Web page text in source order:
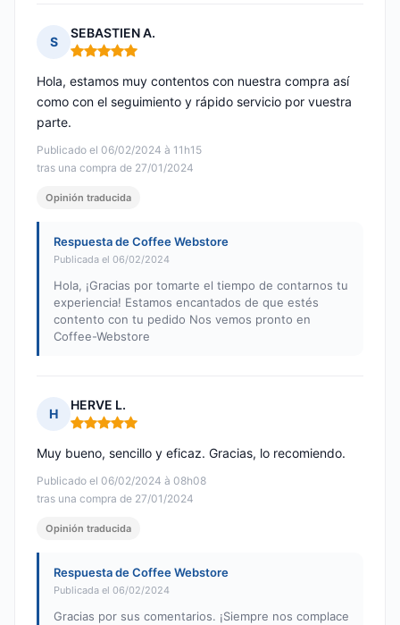
S
SEBASTIEN A.
Nota: 5 de 5
Publicado el 06/02/2024 à 11h15
tras una compra de 27/01/2024
Hola, estamos muy contentos con nuestra compra así
como con el seguimiento y rápido servicio por vuestra
parte.
Opinión traducida
Respuesta de Coffee Webstore
Publicada el 06/02/2024
Hola, ¡Gracias por tomarte el tiempo de contarnos tu
experiencia! Estamos encantados de que estés
contento con tu pedido Nos vemos pronto en
Coffee-Webstore
H
HERVE L.
Nota: 5 de 5
Publicado el 06/02/2024 à 08h08
tras una compra de 27/01/2024
Muy bueno, sencillo y eficaz. Gracias, lo recomiendo.
Opinión traducida
Respuesta de Coffee Webstore
Publicada el 06/02/2024
Gracias por sus comentarios. ¡Siempre nos complace